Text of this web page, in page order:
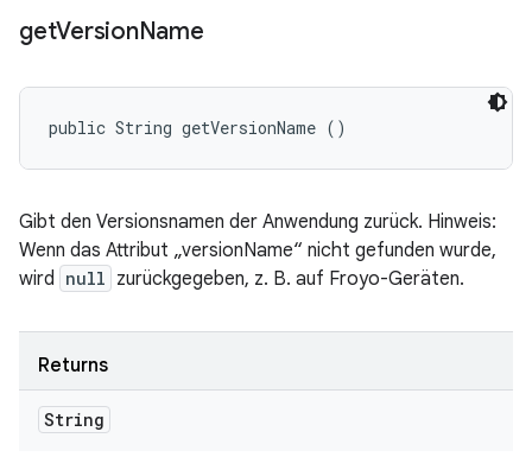
getVersionName
public String getVersionName ()
Gibt den Versionsnamen der Anwendung zurück. Hinweis:
Wenn das Attribut „versionName“ nicht gefunden wurde,
wird null zurückgegeben, z. B. auf Froyo-Geräten.
Returns
String